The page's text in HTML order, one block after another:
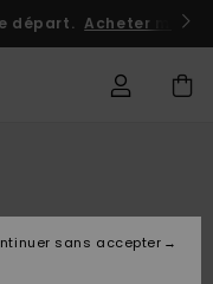
départ. Acheter
sans accepter